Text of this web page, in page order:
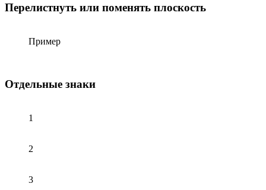
Перелистнуть или поменять плоскость
Пример
Отдельные знаки
1
2
3